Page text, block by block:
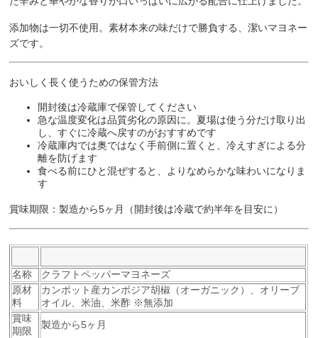
添加物は一切不使用。素材本来の味だけで勝負する、潔いマヨネー
ズです。
おいしく長く使うための保管方法
開封後は冷蔵庫で保管 してください
急な温度変化は品質劣化の原因に。夏場は使う分だけ取り出
し、すぐに冷蔵へ戻すのがおすすめです
冷蔵庫内では奥ではなく手前側に置くと、冷えすぎによる分
離を防げます
食べる前にひと混ぜすると、よりなめらかな味わいになりま
す
賞味期限：製造から5ヶ月（開封後は冷蔵で約半年を目安に）
名称
クラフトペッパーマヨネーズ
原材
料
カンポット産カンボジア胡椒（オーガニック）、オリーブ
オイル、米油、米酢 ※無添加
賞味
期限
製造から5ヶ月